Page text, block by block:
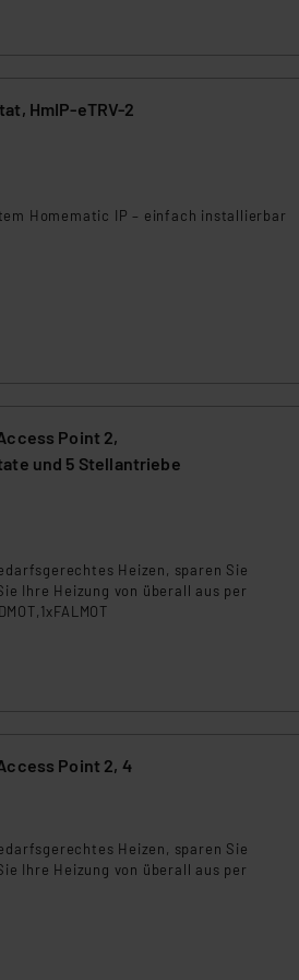
das Risiko, dass US-Behörden
insbesondere der Art
HmIP-eTRV-2
Homematic IP – einfach installierbar
Point 2,
und 5 Stellantriebe
Heizen, sparen Sie
Ihre Heizung von überall aus per
Point 2, 4
Heizen, sparen Sie
Ihre Heizung von überall aus per